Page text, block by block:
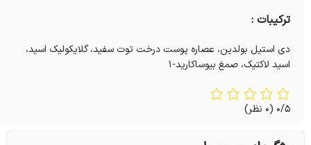
ترکیبات :
دی استیل بولدین، عصاره پوست درخت توت سفید، گلایکولیک اسید،
اسید لاکتیک، صمغ بیوساکارید-۱
0/5 (0 نظر)